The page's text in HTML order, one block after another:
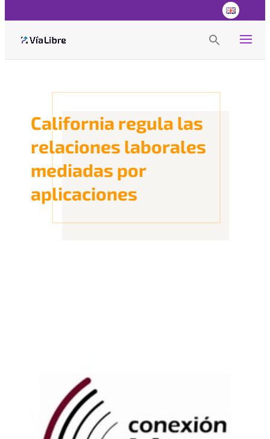
Search Button
California regula las
relaciones laborales
mediadas por
aplicaciones